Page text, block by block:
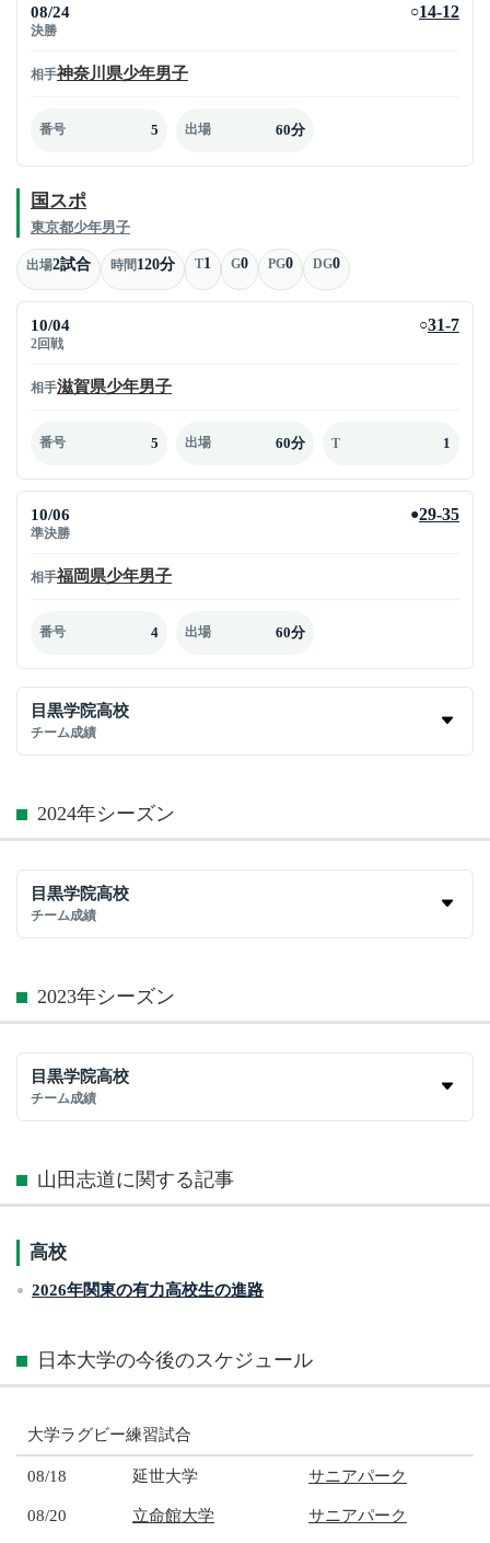
08/24
決勝
○14-12
相手神奈川県少年男子
番号 5 出場 60分
国スポ
東京都少年男子
出場2試合 時間120分 T1 G0 PG0 DG0
10/04
2回戦
○31-7
相手滋賀県少年男子
番号 5 出場 60分 T 1
10/06
準決勝
●29-35
相手福岡県少年男子
番号 4 出場 60分
目黒学院高校
チーム成績
2024年シーズン
目黒学院高校
チーム成績
2023年シーズン
目黒学院高校
チーム成績
山田志道に関する記事
高校
2026年関東の有力高校生の進路
日本大学の今後のスケジュール
大学ラグビー練習試合
08/18 延世大学 サニアパーク
08/20 立命館大学 サニアパーク